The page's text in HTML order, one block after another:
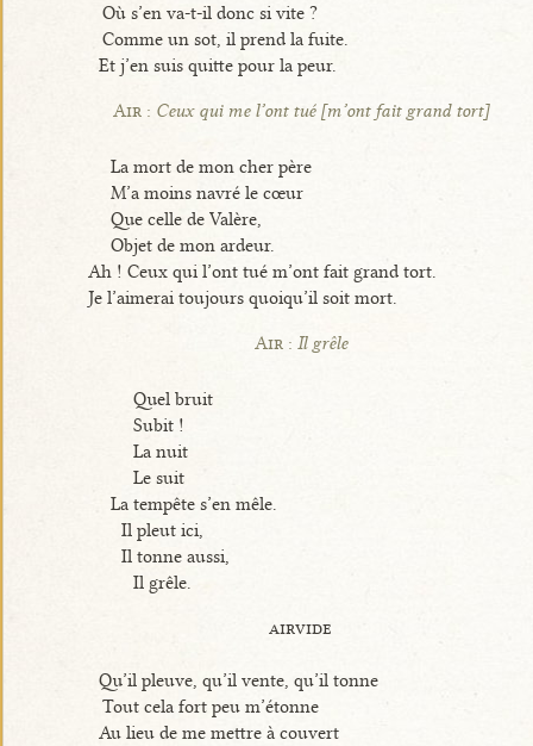
Où s’en va-t-il donc si vite ?
Comme un sot, il prend la fuite.
Et j’en suis quitte pour la peur.
Air : Ceux qui me l’ont tué [m’ont fait grand tort]
La mort de mon cher père
M’a moins navré le cœur
Que celle de Valère,
Objet de mon ardeur.
Ah ! Ceux qui l’ont tué m’ont fait grand tort.
Je l’aimerai toujours quoiqu’il soit mort.
Air : Il grêle
Quel bruit
Subit !
La nuit
Le suit
La tempête s’en mêle.
Il pleut ici,
Il tonne aussi,
Il grêle.
airvide
Qu’il pleuve, qu’il vente, qu’il tonne
Tout cela fort peu m’étonne
Au lieu de me mettre à couvert